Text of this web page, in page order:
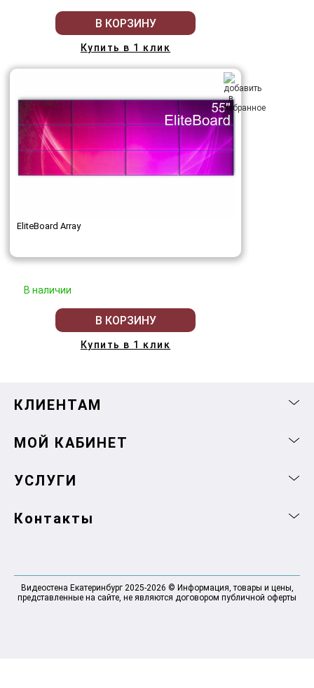
В КОРЗИНУ
Купить в 1 клик
EliteBoard Array
В наличии
В КОРЗИНУ
Купить в 1 клик
КЛИЕНТАМ
МОЙ КАБИНЕТ
УСЛУГИ
Контакты
Видеостена Екатеринбург 2025-2026 © Информация, товары и цены,
представленные на сайте, не являются договором публичной оферты